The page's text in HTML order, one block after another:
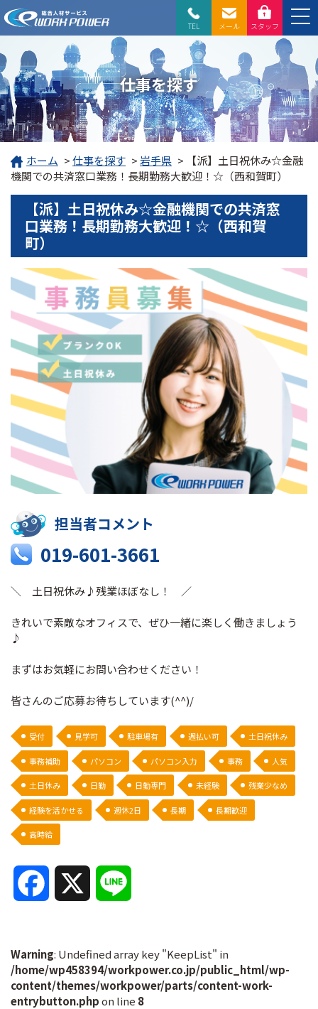
TEL メール スタッフ
仕事を探す
ホーム >仕事を探す >岩手県 >
【派】土日祝休み☆金融
機関での共済窓口業務！長期勤務大歓迎！☆（西和賀町）
【派】土日祝休み☆金融機関での共済窓
口業務！長期勤務大歓迎！☆（西和賀
町）
担当者コメント
019-601-3661
＼ 土日祝休み♪残業ほぼなし！ ／
きれいで素敵なオフィスで、ぜひ一緒に楽しく働きましょう
♪
まずはお気軽にお問い合わせください！
皆さんのご応募お待ちしています(^^)/
受付 見学可 駐車場有 週払い可 土日祝休み
事務補助 パソコン パソコン入力 事務 人気
土日休み 日勤 日勤専門 未経験 残業少なめ
経験を活かせる 週休2日 長期 長期歓迎
高時給
c
e
n
e
Warning: Undefined array key "KeepList" in
/home/wp458394/workpower.co.jp/public_html/wp-
content/themes/workpower/parts/content-work-
entrybutton.phpon line 8